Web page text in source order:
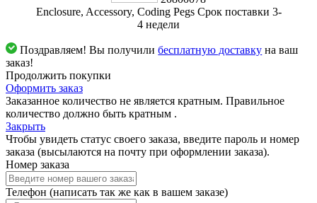
Enclosure, Accessory, Coding Pegs Срок поставки 3-
4 недели
Поздравляем! Вы получилибесплатную доставку на ваш
заказ!
Продолжить покупки
Оформить заказ
Заказанное количество не является кратным. Правильное
количество должно быть кратным .
Закрыть
Чтобы увидеть статус своего заказа, введите пароль и номер
заказа (высылаются на почту при оформлении заказа).
Номер заказа
Телефон (написать так же как в вашем заказе)